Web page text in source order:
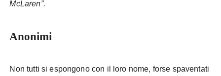
McLaren”.
Anonimi
Non tutti si espongono con il loro nome, forse spaventati